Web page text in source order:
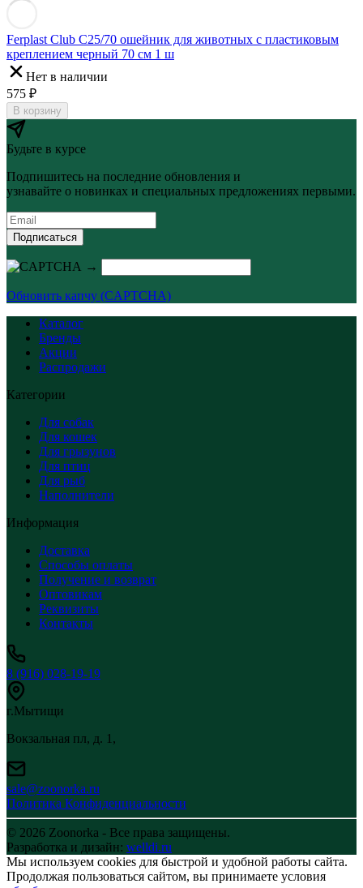
Ferplast Club C25/70 ошейник для животных с пластиковым
креплением черный 70 см 1 ш
Нет в наличии
575 ₽
В корзину
Будьте в курсе
Подпишитесь на последние обновления и
узнавайте о новинках и специальных предложениях первыми.
Подписаться
→
Обновить капчу (CAPTCHA)
Каталог
Бренды
Акции
Распродажи
Категории
Для собак
Для кошек
Для грызунов
Для птиц
Для рыб
Наполнители
Информация
Доставка
Способы оплаты
Получение и возврат
Оптовикам
Реквизиты
Контакты
8 (916) 028-19-19
г.Мытищи
Вокзальная пл, д. 1,
sale@zoonorka.ru
Политика Конфиденциальности
© 2026 Zoonorka - Все права защищены.
Разработка и дизайн: welldi.ru
Мы используем cookies для быстрой и удобной работы сайта.
Продолжая пользоваться сайтом, вы принимаете условия